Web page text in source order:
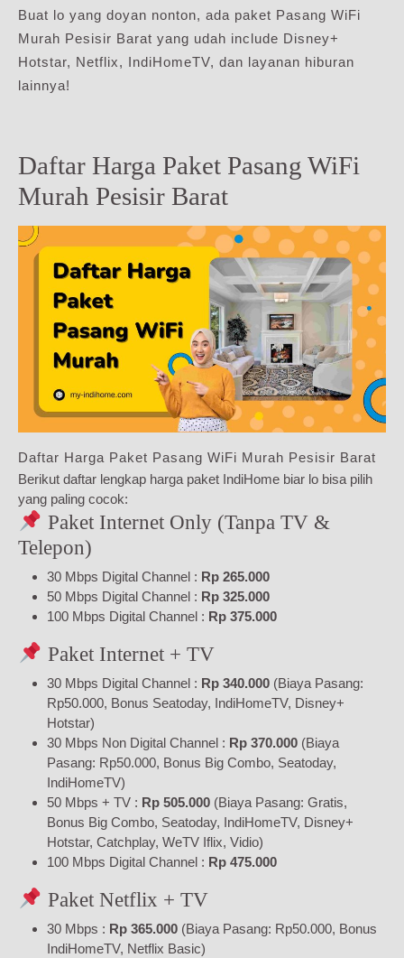
Buat lo yang doyan nonton, ada paket Pasang WiFi
Murah Pesisir Barat yang udah include Disney+
Hotstar, Netflix, IndiHomeTV, dan layanan hiburan
lainnya!
Daftar Harga Paket Pasang WiFi
Murah Pesisir Barat
Daftar Harga Paket Pasang WiFi Murah Pesisir Barat
Berikut daftar lengkap harga paket IndiHome biar lo bisa pilih
yang paling cocok:
Paket Internet Only (Tanpa TV &
Telepon)
30 Mbps Digital Channel : Rp 265.000
50 Mbps Digital Channel : Rp 325.000
100 Mbps Digital Channel : Rp 375.000
Paket Internet + TV
30 Mbps Digital Channel : Rp 340.000 (Biaya Pasang:
Rp50.000, Bonus Seatoday, IndiHomeTV, Disney+
Hotstar)
30 Mbps Non Digital Channel : Rp 370.000 (Biaya
Pasang: Rp50.000, Bonus Big Combo, Seatoday,
IndiHomeTV)
50 Mbps + TV : Rp 505.000 (Biaya Pasang: Gratis,
Bonus Big Combo, Seatoday, IndiHomeTV, Disney+
Hotstar, Catchplay, WeTV Iflix, Vidio)
100 Mbps Digital Channel : Rp 475.000
Paket Netflix + TV
30 Mbps : Rp 365.000 (Biaya Pasang: Rp50.000, Bonus
IndiHomeTV, Netflix Basic)